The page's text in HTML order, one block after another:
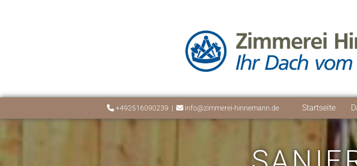
 +492516090239 |  info@zimmerei-hinnemann.de Startseite